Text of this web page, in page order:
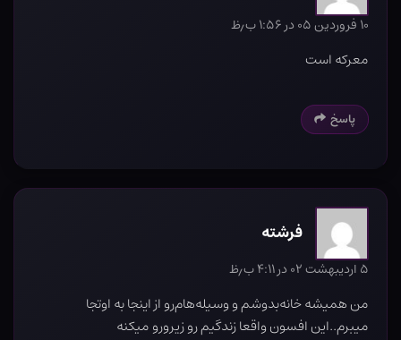
۱۰ فروردین ۰۵ در ۱:۵۶ ب٫ظ
معرکه است
پاسخ
فرشته
۵ اردیبهشت ۰۲ در ۴:۱۱ ب٫ظ
من همیشه خانه‌بدوشم و وسیله‌هام‌رو از اینجا به اوتجا
میبرم..این افسون واقعا زندگیم رو زیرورو میکنه